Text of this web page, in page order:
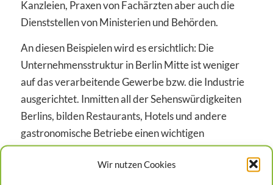
Wir nutzen Cookies
Kanzleien, Praxen von Fachärzten aber auch die
Dienststellen von Ministerien und Behörden.
An diesen Beispielen wird es ersichtlich: Die
Unternehmensstruktur in Berlin Mitte ist weniger
auf das verarbeitende Gewerbe bzw. die Industrie
ausgerichtet. Inmitten all der Sehenswürdigkeiten
Berlins, bilden Restaurants, Hotels und andere
gastronomische Betriebe einen wichtigen
Wirtschaftszweig.